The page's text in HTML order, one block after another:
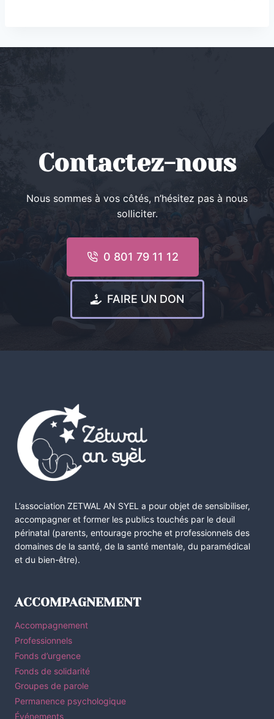
Contactez-nous
Nous sommes à vos côtés, n’hésitez pas à nous
solliciter.
0 801 79 11 12
FAIRE UN DON
L’association ZETWAL AN SYEL a pour objet de sensibiliser,
accompagner et former les publics touchés par le deuil
périnatal (parents, entourage proche et professionnels des
domaines de la santé, de la santé mentale, du paramédical
et du bien-être).
ACCOMPAGNEMENT
Accompagnement
Professionnels
Fonds d’urgence
Fonds de solidarité
Groupes de parole
Permanence psychologique
Événements